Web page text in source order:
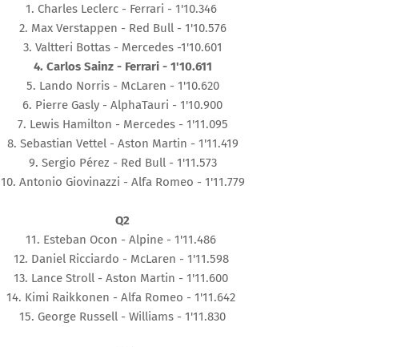
1. Charles Leclerc - Ferrari - 1'10.346
2. Max Verstappen - Red Bull - 1'10.576
3. Valtteri Bottas - Mercedes -1'10.601
4. Carlos Sainz - Ferrari - 1'10.611
5. Lando Norris - McLaren - 1'10.620
6. Pierre Gasly - AlphaTauri - 1'10.900
7. Lewis Hamilton - Mercedes - 1'11.095
8. Sebastian Vettel - Aston Martin - 1'11.419
9. Sergio Pérez - Red Bull - 1'11.573
10. Antonio Giovinazzi - Alfa Romeo - 1'11.779
Q2
11. Esteban Ocon - Alpine - 1'11.486
12. Daniel Ricciardo - McLaren - 1'11.598
13. Lance Stroll - Aston Martin - 1'11.600
14. Kimi Raikkonen - Alfa Romeo - 1'11.642
15. George Russell - Williams - 1'11.830